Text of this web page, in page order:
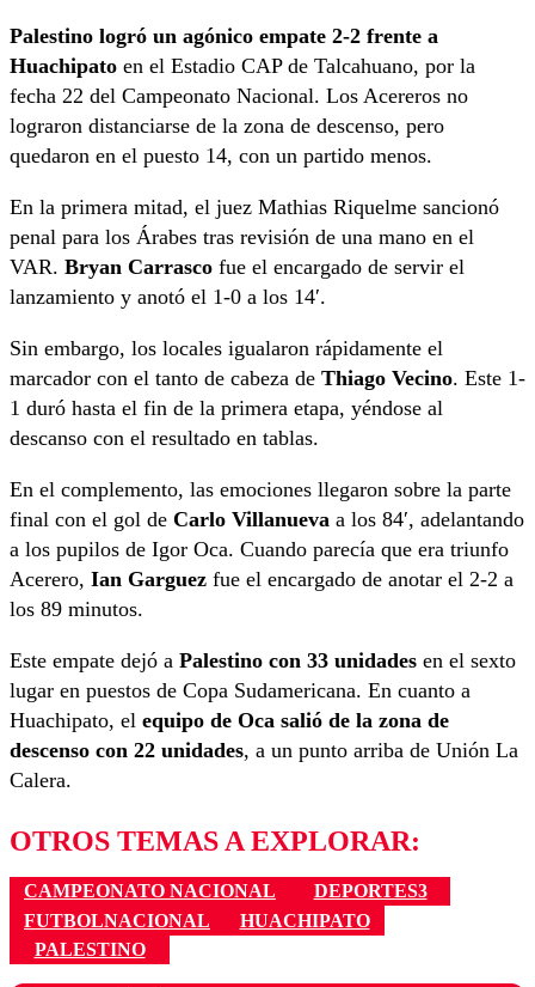
Palestino logró un agónico empate 2-2 frente a
Huachipato en el Estadio CAP de Talcahuano, por la
fecha 22 del Campeonato Nacional. Los Acereros no
lograron distanciarse de la zona de descenso, pero
quedaron en el puesto 14, con un partido menos.
En la primera mitad, el juez Mathias Riquelme sancionó
penal para los Árabes tras revisión de una mano en el
VAR. Bryan Carrasco fue el encargado de servir el
lanzamiento y anotó el 1-0 a los 14′.
Sin embargo, los locales igualaron rápidamente el
marcador con el tanto de cabeza de Thiago Vecino. Este 1-
1 duró hasta el fin de la primera etapa, yéndose al
descanso con el resultado en tablas.
En el complemento, las emociones llegaron sobre la parte
final con el gol de Carlo Villanueva a los 84′, adelantando
a los pupilos de Igor Oca. Cuando parecía que era triunfo
Acerero, Ian Garguez fue el encargado de anotar el 2-2 a
los 89 minutos.
Este empate dejó a Palestino con 33 unidades en el sexto
lugar en puestos de Copa Sudamericana. En cuanto a
Huachipato, el equipo de Oca salió de la zona de
descenso con 22 unidades, a un punto arriba de Unión La
Calera.
OTROS TEMAS A EXPLORAR:
CAMPEONATO NACIONAL
DEPORTES3
FUTBOLNACIONAL
HUACHIPATO
PALESTINO